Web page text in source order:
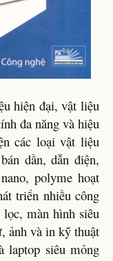
hiện đại, vật liệu
đa năng và hiệu
các loại vật liệu
dần, dẫn điện,
polyme hoạt
triển nhiều công
màn hình siêu
ảnh và in kỹ thuật
laptop siêu mỏng